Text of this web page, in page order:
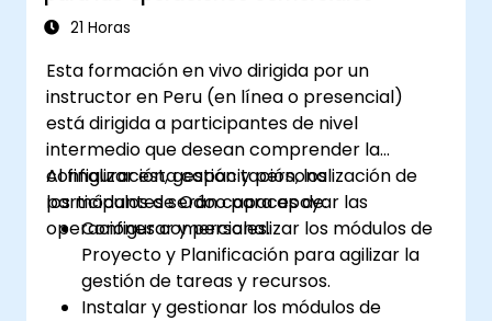
seguridad y gestionar el acceso de los
Integrar Salesforce con Power BI, Tableau
y otras herramientas para el análisis de
datos en tiempo real.
21 Horas
Esta formación en vivo dirigida por un
instructor en Peru (en línea o presencial)
está dirigida a participantes de nivel
intermedio que desean comprender la
configuración, gestión y personalización de
los módulos de Odoo para apoyar las
operaciones comerciales.
Al finalizar esta capacitación, los
participantes serán capaces de:
Configurar y personalizar los módulos de
Proyecto y Planificación para agilizar la
gestión de tareas y recursos.
Instalar y gestionar los módulos de